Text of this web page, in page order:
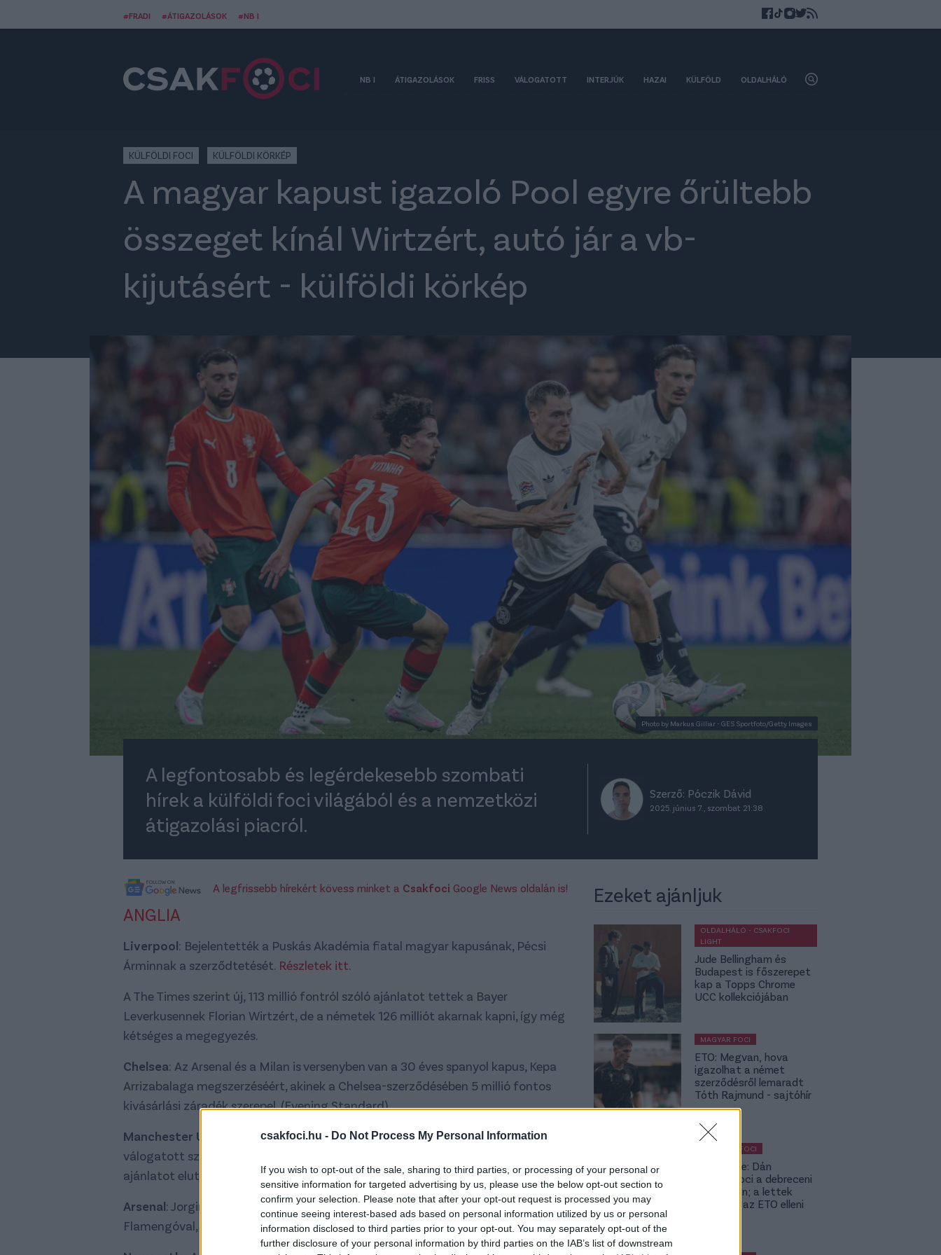
csakfoci.hu - Do Not Process My Personal Information
If you wish to opt-out of the sale, sharing to third parties, or processing of your personal or
sensitive information for targeted advertising by us, please use the below opt-out section to
confirm your selection. Please note that after your opt-out request is processed you may
continue seeing interest-based ads based on personal information utilized by us or personal
information disclosed to third parties prior to your opt-out. You may separately opt-out of the
further disclosure of your personal information by third parties on the IAB’s list of downstream
#FRADI #ÁTIGAZOLÁSOK #NB I
NB I ÁTIGAZOLÁSOK FRISS VÁLOGATOTT INTERJÚK HAZAI KÜLFÖLD OLDALHÁLÓ
KÜLFÖLDI FOCI KÜLFÖLDI KÖRKÉP
A magyar kapust igazoló Pool egyre őrültebb
összeget kínál Wirtzért, autó jár a vb-
kijutásért - külföldi körkép
Photo by Markus Gilliar - GES Sportfoto/Getty Images
A legfontosabb és legérdekesebb szombati
hírek a külföldi foci világából és a nemzetközi
átigazolási piacról.
Szerző: Póczik Dávid
2025. június 7., szombat 21:38
A legfrissebb hírekért kövess minket a Csakfoci Google News oldalán is!
ANGLIA
Liverpool: Bejelentették a Puskás Akadémia fiatal magyar kapusának, Pécsi
Árminnak a szerződtetését. Részletek itt.
A The Times szerint új, 113 millió fontról szóló ajánlatot tettek a Bayer
Leverkusennek Florian Wirtzért, de a németek 126 milliót akarnak kapni, így még
kétséges a megegyezés.
Chelsea: Az Arsenal és a Milan is versenyben van a 30 éves spanyol kapus, Kepa
Arrizabalaga megszerzéséért, akinek a Chelsea-szerződésében 5 millió fontos
kivásárlási záradék szerepel. (Evening Standard)
Manchester United
: A klub 60 millió fontos ajánlatot tett a Brentford kameruni
válogatott szélsőjéért, Bryan Mbeumóért, miután az első, 55 millió fontos
ajánlatot elutasították. (ESPN)
Arsenal: Jorginho megegyezett szerződése felbontásáról és három évre aláírt a
Flamengóval, amelynek színeiben a klub-vb-n debütálhat.
Ezeket ajánljuk
OLDALHÁLÓ - CSAKFOCI
LIGHT
Jude Bellingham és
Budapest is főszerepet
kap a Topps Chrome
UCC kollekciójában
MAGYAR FOCI
ETO: Megvan, hova
igazolhat a német
szerződésről lemaradt
Tóth Rajmund - sajtóhír
KÜLFÖLDI FOCI
Lapszemle: Dán
szambafoci a debreceni
szaunában; a lettek
kevesellik az ETO elleni